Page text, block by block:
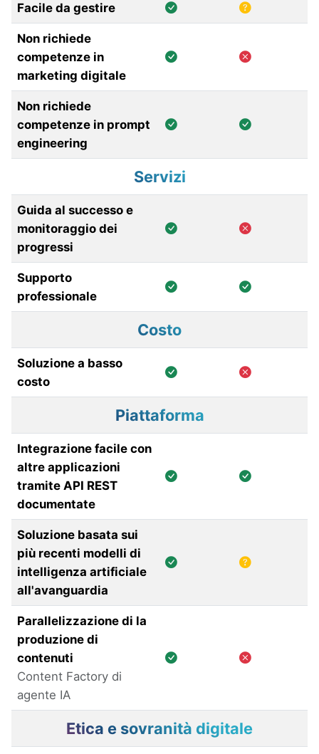
Facile da gestire
Non richiede
competenze in
marketing digitale
Non richiede
competenze in prompt
engineering
Servizi
Guida al successo e
monitoraggio dei
progressi
Supporto
professionale
Costo
Soluzione a basso
costo
Piattaforma
Integrazione facile con
altre applicazioni
tramite API REST
documentate
Soluzione basata sui
più recenti modelli di
intelligenza artificiale
all'avanguardia
Parallelizzazione di la
produzione di
contenuti
Content Factory di
agente IA
Etica e sovranità digitale